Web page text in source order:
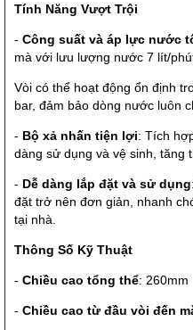
Tính Năng Vượt Trội
- Công suất và áp lực nước
mà với lưu lượng nước 7 lít/
Vòi có thể hoạt động ổn định
bar, đảm bảo dòng nước luôn
- Bộ xả nhấn tiện lợi: Tích
dàng sử dụng và vệ sinh, tăng
- Dễ dàng lắp đặt và sử dụng
đặt trở nên đơn giản, nhanh
tại nhà.
Thông Số Kỹ Thuật
- Chiều cao tổng thể: 260mm
- Chiều cao từ đầu vòi đến